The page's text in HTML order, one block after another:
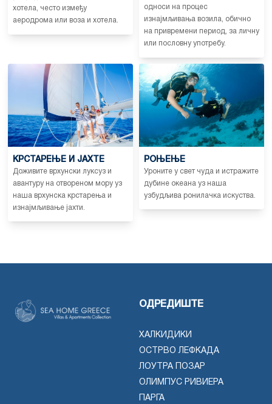
хотела, често између
аеродрома или воза и хотела.
односи на процес
изнајмљивања возила, обично
на привремени период, за личну
или пословну употребу.
КРСТАРЕЊЕ И ЈАХТЕ
Доживите врхунски луксуз и
авантуру на отвореном мору уз
наша врхунска крстарења и
изнајмљивање јахти.
РОЊЕЊЕ
Уроните у свет чуда и истражите
дубине океана уз наша
узбудљива ронилачка искуства.
ОДРЕДИШТЕ
ХАЛКИДИКИ
ОСТРВО ЛЕФКАДА
ЛОУТРА ПОЗАР
ОЛИМПУС РИВИЕРА
ПАРГА